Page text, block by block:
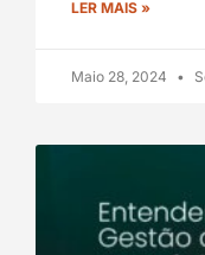
LER MAIS »
Maio 28, 2024